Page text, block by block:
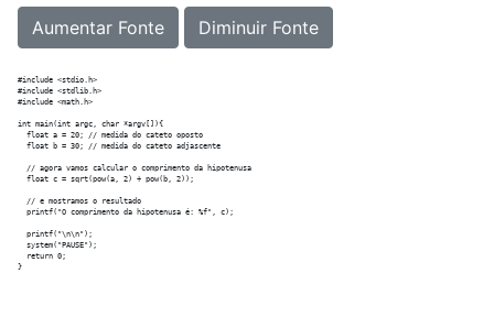
Aumentar Fonte Diminuir Fonte
#include <stdio.h>
#include <stdlib.h>
#include <math.h>
int main(int argc, char *argv[]){
  float a = 20; // medida do cateto oposto
  float b = 30; // medida do cateto adjascente
  // agora vamos calcular o comprimento da hipotenusa
  float c = sqrt(pow(a, 2) + pow(b, 2));
  // e mostramos o resultado
  printf("O comprimento da hipotenusa é: %f", c);
  printf("\n\n");
  system("PAUSE");
  return 0;